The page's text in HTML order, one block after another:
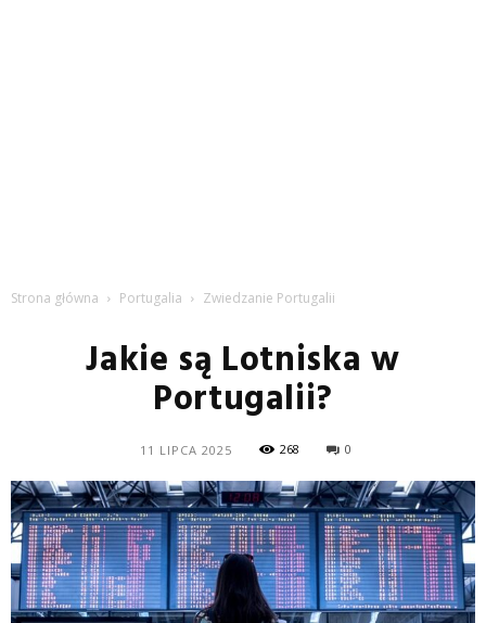
Strona główna Portugalia Zwiedzanie Portugalii
Jakie są Lotniska w
Portugalii?
11 LIPCA 2025 268 0